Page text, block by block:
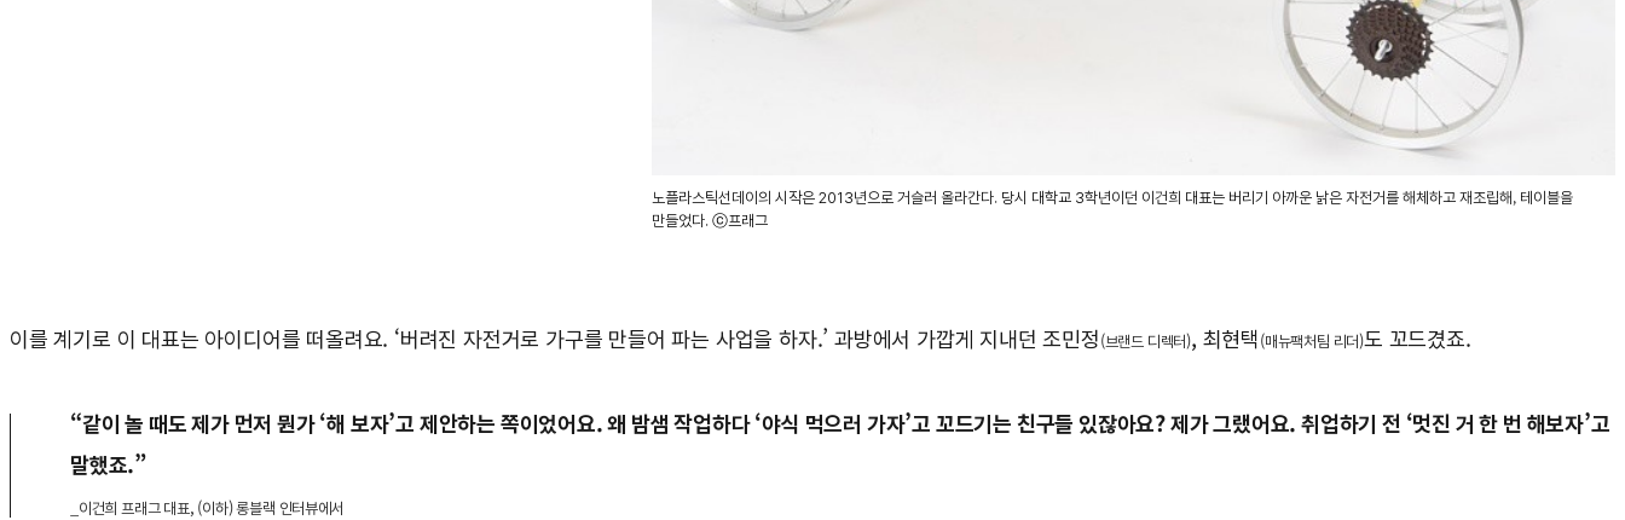
노플라스틱선데이의 시작은 2013년으로 거슬러 올라간다. 당시 대학교 3학년이던 이건희 대표는 버리기 아까운 낡은 자전거를 해체하고 재조립해, 테이블을
만들었다. ⓒ프래그
이를 계기로 이 대표는 아이디어를 떠올려요. ‘버려진 자전거로 가구를 만들어 파는 사업을 하자.’ 과방에서 가깝게 지내던 조민정 (브랜드 디렉터), 최현택 (매뉴팩처팀 리더)도 꼬드겼죠.
“같이 놀 때도 제가 먼저 뭔가 ‘해 보자’고 제안하는 쪽이었어요. 왜 밤샘 작업하다 ‘야식 먹으러 가자’고 꼬드기는 친구들 있잖아요? 제가 그랬어요. 취업하기 전 ‘멋진 거 한 번 해보자’고
말했죠.”
_이건희 프래그 대표, (이하) 롱블랙 인터뷰에서